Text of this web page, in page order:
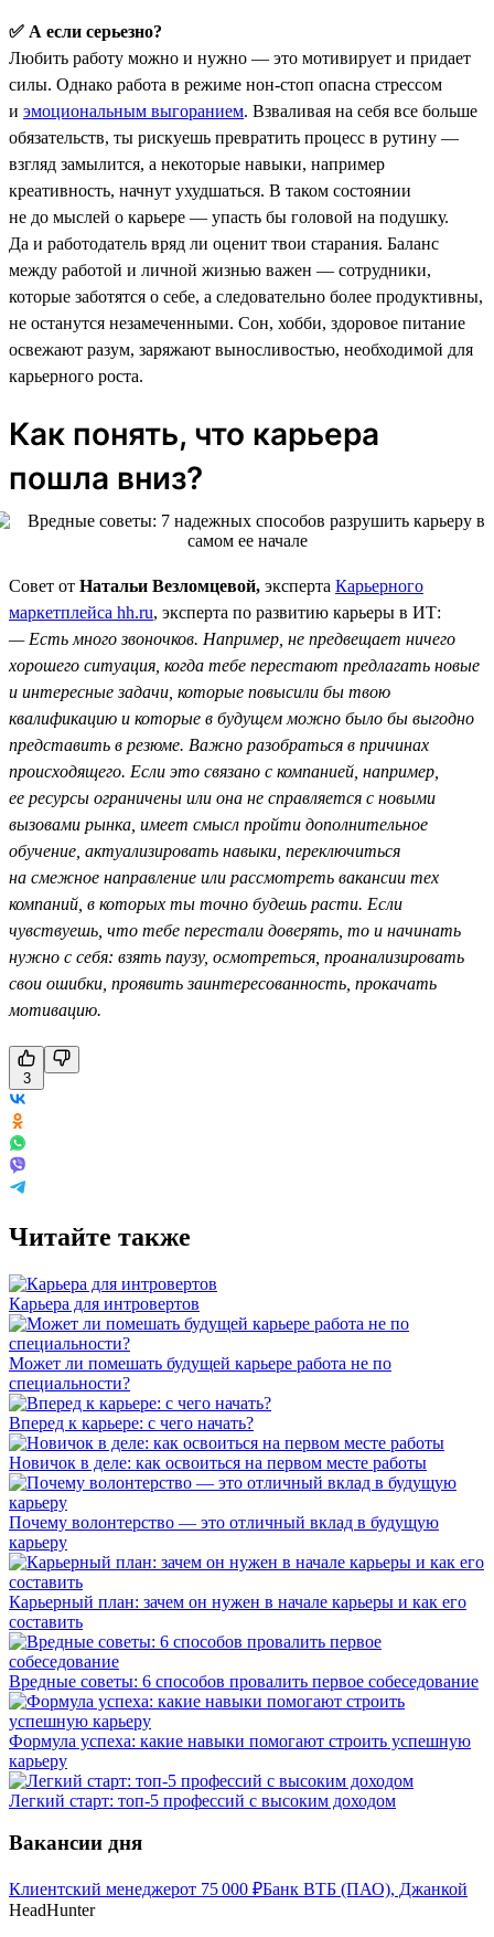
✅ А если серьезно?
Любить работу можно и нужно — это мотивирует и придает
силы. Однако работа в режиме нон-стоп опасна стрессом
и эмоциональным выгоранием. Взваливая на себя все больше
обязательств, ты рискуешь превратить процесс в рутину —
взгляд замылится, а некоторые навыки, например
креативность, начнут ухудшаться. В таком состоянии
не до мыслей о карьере — упасть бы головой на подушку.
Да и работодатель вряд ли оценит твои старания. Баланс
между работой и личной жизнью важен — сотрудники,
которые заботятся о себе, а следовательно более продуктивны,
не останутся незамеченными. Сон, хобби, здоровое питание
освежают разум, заряжают выносливостью, необходимой для
карьерного роста.
Как понять, что карьера
пошла вниз?
Совет от Натальи Везломцевой, эксперта Карьерного
маркетплейса hh.ru, эксперта по развитию карьеры в ИТ:
— Есть много звоночков. Например, не предвещает ничего
хорошего ситуация, когда тебе перестают предлагать новые
и интересные задачи, которые повысили бы твою
квалификацию и которые в будущем можно было бы выгодно
представить в резюме. Важно разобраться в причинах
происходящего. Если это связано с компанией, например,
ее ресурсы ограничены или она не справляется с новыми
вызовами рынка, имеет смысл пройти дополнительное
обучение, актуализировать навыки, переключиться
на смежное направление или рассмотреть вакансии тех
компаний, в которых ты точно будешь расти. Если
чувствуешь, что тебе перестали доверять, то и начинать
нужно с себя: взять паузу, осмотреться, проанализировать
свои ошибки, проявить заинтересованность, прокачать
мотивацию.
3
Читайте также
Карьера для интровертов
Может ли помешать будущей карьере работа не по
специальности?
Вперед к карьере: с чего начать?
Новичок в деле: как освоиться на первом месте работы
Почему волонтерство — это отличный вклад в будущую
карьеру
Карьерный план: зачем он нужен в начале карьеры и как его
составить
Вредные советы: 6 способов провалить первое собеседование
Формула успеха: какие навыки помогают строить успешную
карьеру
Легкий старт: топ-5 профессий с высоким доходом
Вакансии дня
Клиентский менеджерот 75 000 ₽Банк ВТБ (ПАО), Джанкой
HeadHunter